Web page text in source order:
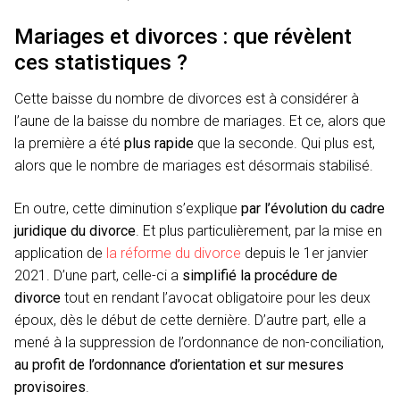
Mariages et divorces : que révèlent
ces statistiques ?
Cette baisse du nombre de divorces est à considérer à
l’aune de la baisse du nombre de mariages. Et ce, alors que
la première a été plus rapide que la seconde. Qui plus est,
alors que le nombre de mariages est désormais stabilisé.
En outre, cette diminution s’explique par l’évolution du cadre
juridique du divorce . Et plus particulièrement, par la mise en
application de la réforme du divorce depuis le 1er janvier
2021. D’une part, celle-ci a simplifié la procédure de
divorce tout en rendant l’avocat obligatoire pour les deux
époux, dès le début de cette dernière. D’autre part, elle a
mené à la suppression de l’ordonnance de non-conciliation,
au profit de l’ordonnance d’orientation et sur mesures
provisoires